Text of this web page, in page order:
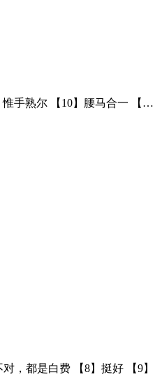
惟手熟尔 【10】腰马合一 【…
，都是白费 【8】挺好 【9】